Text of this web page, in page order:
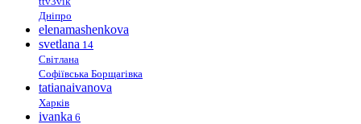
Дніпро
elenamashenkova
svetlana 14
Світлана
Софіївська Борщагівка
tatianaivanova
Харків
ivanka 6